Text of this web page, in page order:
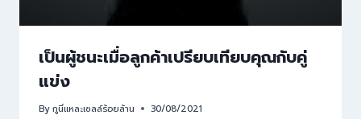
เป็นผู้ชนะเมื่อลูกค้าเปรียบเทียบคุณกับคู่
แข่ง
Byกูนี่แหละเซลล์ร้อยล้าน 30/08/2021